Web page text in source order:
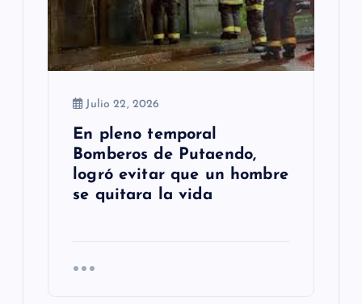
Julio 22, 2026
En pleno temporal
Bomberos de Putaendo,
logró evitar que un hombre
se quitara la vida